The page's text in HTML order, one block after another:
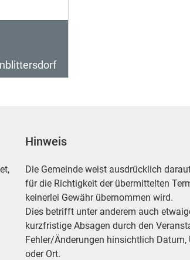
Hinweis
Die Gemeinde weist ausdrücklich
für die Richtigkeit der übermittelten
keinerlei Gewähr übernommen wird.
Dies betrifft unter anderem auch
kurzfristige Absagen durch den
Fehler/Änderungen hinsichtlich Datum,
oder Ort.